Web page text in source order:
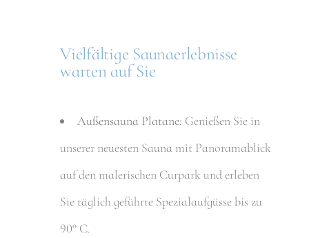
Vielfältige Saunaerlebnisse
warten auf Sie
Außensauna Platane: Genießen Sie in
unserer neuesten Sauna mit Panoramablick
auf den malerischen Curpark und erleben
Sie täglich geführte Spezialaufgüsse bis zu
90° C.